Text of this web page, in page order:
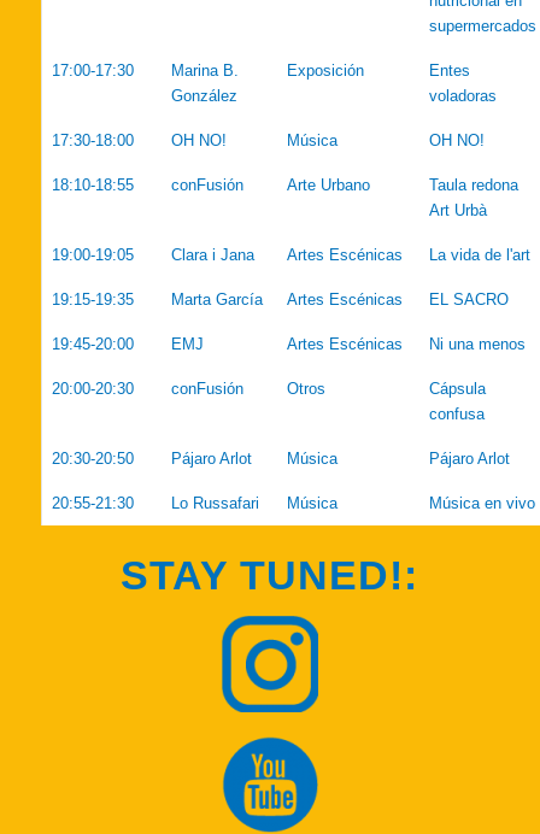
supermercados
17:00-17:30
Marina B.
González
Exposición
Entes
voladoras
17:30-18:00 OH NO! Música OH NO!
18:10-18:55 conFusión Arte Urbano
Taula redona
Art Urbà
19:00-19:05 Clara i Jana Artes Escénicas La vida de l'art
19:15-19:35 Marta García Artes Escénicas EL SACRO
19:45-20:00 EMJ Artes Escénicas Ni una menos
20:00-20:30 conFusión Otros
Cápsula
confusa
20:30-20:50 Pájaro Arlot Música Pájaro Arlot
20:55-21:30 Lo Russafari Música Música en vivo
STAY TUNED!: